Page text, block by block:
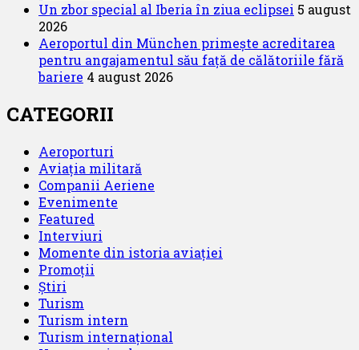
Un zbor special al Iberia în ziua eclipsei 5 august
2026
Aeroportul din München primește acreditarea
pentru angajamentul său față de călătoriile fără
bariere 4 august 2026
CATEGORII
Aeroporturi
Aviația militară
Companii Aeriene
Evenimente
Featured
Interviuri
Momente din istoria aviației
Promoții
Știri
Turism
Turism intern
Turism internațional